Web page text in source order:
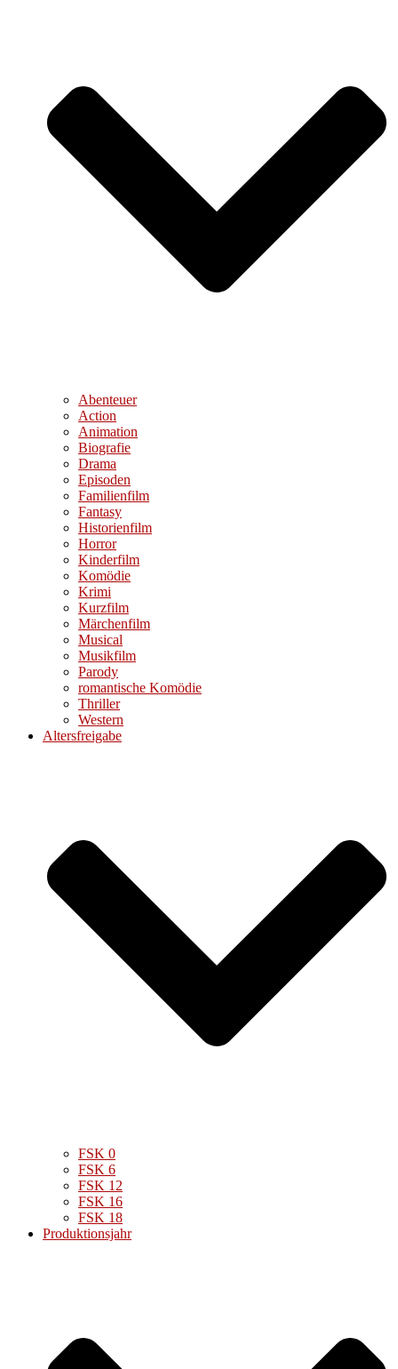
Abenteuer
Action
Animation
Biografie
Drama
Episoden
Familienfilm
Fantasy
Historienfilm
Horror
Kinderfilm
Komödie
Krimi
Kurzfilm
Märchenfilm
Musical
Musikfilm
Parody
romantische Komödie
Thriller
Western
Altersfreigabe
FSK 0
FSK 6
FSK 12
FSK 16
FSK 18
Produktionsjahr